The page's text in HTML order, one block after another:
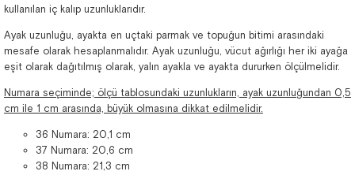
kullanılan iç kalıp uzunluklarıdır.
Ayak uzunluğu, ayakta en uçtaki parmak ve topuğun bitimi arasındaki
mesafe olarak hesaplanmalıdır. Ayak uzunluğu, vücut ağırlığı her iki ayağa
eşit olarak dağıtılmış olarak, yalın ayakla ve ayakta dururken ölçülmelidir.
Numara seçiminde; ölçü tablosundaki uzunlukların, ayak uzunluğundan 0,5
cm ile 1 cm arasında, büyük olmasına dikkat edilmelidir.
36 Numara: 20,1 cm
37 Numara: 20,6 cm
38 Numara: 21,3 cm